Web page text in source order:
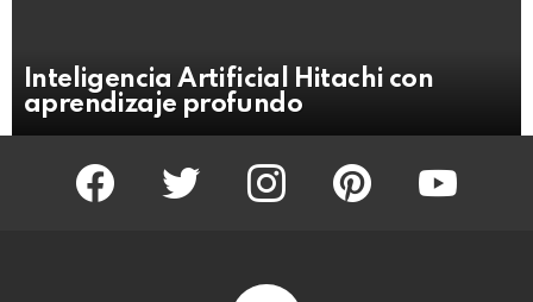
Inteligencia Artificial Hitachi con
aprendizaje profundo
facebook twitter instagram pinterest youtube